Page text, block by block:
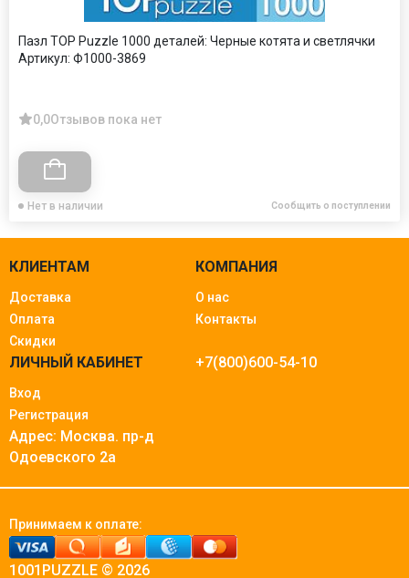
Пазл TOP Puzzle 1000 деталей: Черные котята и светлячки
Артикул: Ф1000-3869
0,0Отзывов пока нет
Нет в наличии Сообщить о поступлении
КЛИЕНТАМ
Доставка
Оплата
Скидки
КОМПАНИЯ
О нас
Контакты
ЛИЧНЫЙ КАБИНЕТ
Вход
Регистрация
+7(800)600-54-10
Адрес: Москва. пр-д
Одоевского 2а
1001PUZZLE © 2026
Принимаем к оплате: